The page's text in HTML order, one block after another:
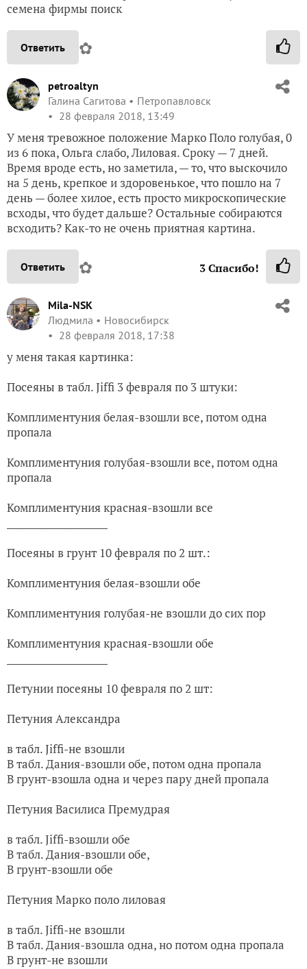
семена фирмы поиск
Ответить ✿
petroaltyn
Галина Сагитова
Петропавловск
28 февраля 2018, 13:49
У меня тревожное положение Марко Поло голубая, 0
из 6 пока, Ольга слабо, Лиловая. Сроку — 7 дней.
Время вроде есть, но заметила, — то, что выскочило
на 5 день, крепкое и здоровенькое, что пошло на 7
день — более хилое, есть просто микроскопические
всходы, что будет дальше? Остальные собираются
всходить? Как-то не очень приятная картина.
Ответить ✿ 3Спасибо!
Mila-NSK
Людмила
Новосибирск
28 февраля 2018, 17:38
у меня такая картинка:
Посеяны в табл. Jiffi 3 февраля по 3 штуки:
Комплиментуния белая-взошли все, потом одна
пропала
Комплиментуния голубая-взошли все, потом одна
пропала
Комплиментуния красная-взошли все
Посеяны в грунт 10 февраля по 2 шт.:
Комплиментуния белая-взошли обе
Комплиментуния голубая-не взошли до сих пор
Комплиментуния красная-взошли обе
Петунии посеяны 10 февраля по 2 шт:
Петуния Александра
в табл. Jiffi-не взошли
В табл. Дания-взошли обе, потом одна пропала
В грунт-взошла одна и через пару дней пропала
Петуния Василиса Премудрая
в табл. Jiffi-взошли обе
В табл. Дания-взошли обе,
В грунт-взошли обе
Петуния Марко поло лиловая
в табл. Jiffi-не взошли
В табл. Дания-взошла одна, но потом одна пропала
В грунт-не взошли